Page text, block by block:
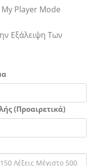
Player Mode
Εξάλειψη Των
(Προαιρετικά)